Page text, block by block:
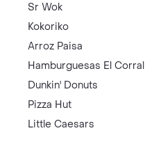
Sr Wok
Kokoriko
Arroz Paisa
Hamburguesas El Corral
Dunkin' Donuts
Pizza Hut
Little Caesars